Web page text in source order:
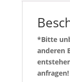
*Bitte
anderen
anfragen!